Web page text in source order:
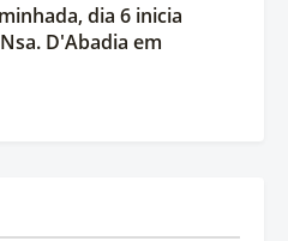
dia 6 inicia
D'Abadia em